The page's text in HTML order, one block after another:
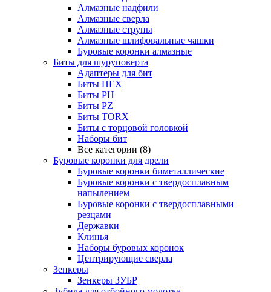
Алмазные надфили
Алмазные сверла
Алмазные струны
Алмазные шлифовальные чашки
Буровые коронки алмазные
Биты для шуруповерта
Адаптеры для бит
Биты HEX
Биты PH
Биты PZ
Биты TORX
Биты с торцовой головкой
Наборы бит
Все категории (8)
Буровые коронки для дрели
Буровые коронки биметаллические
Буровые коронки с твердосплавным
напылением
Буровые коронки с твердосплавными
резцами
Державки
Клинья
Наборы буровых коронок
Центрирующие сверла
Зенкеры
Зенкеры ЗУБР